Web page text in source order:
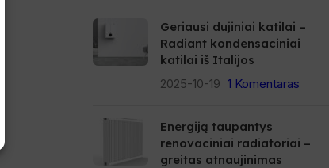
Geriausi dujiniai katilai –
Radiant kondensaciniai
katilai iš Italijos
2025-10-19 1 Komentaras
Energiją taupantys
renovaciniai radiatoriai –
greitas atnaujinimas